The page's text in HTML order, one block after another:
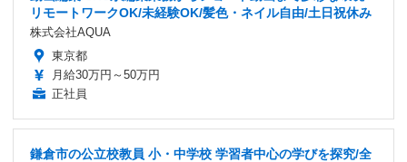
リモートワークOK/未経験OK/髪色・ネイル自由/土日祝休み
株式会社AQUA
東京都
月給30万円～50万円
正社員
鎌倉市の公立校教員 小・中学校 学習者中心の学びを探究/全